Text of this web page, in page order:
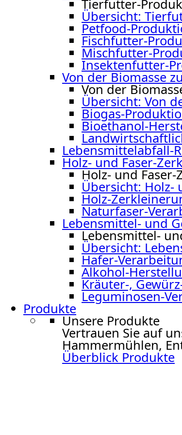
Tierfutter-
Übersicht:
Petfood-
Fischfutter-
Mischfutter-
Insektenfutter-
Von der Biomasse
Von der
Übersicht: Von
Biogas-
Bioethanol-
Lebensmittelabfall-
Holz- und Faser-
Holz- und
Übersicht: Holz-
Holz-
Naturfaser-
Lebensmittel- und
Lebensmittel-
Übersicht:
Hafer-
Alkohol-
Kräuter-,
Leguminosen-
Produkte
Unsere Produkte
Vertrauen Sie auf
Hammermühlen,
Überblick Produkte